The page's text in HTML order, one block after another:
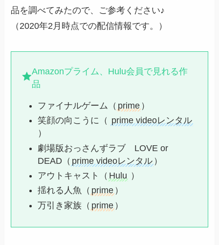
品を調べてみたので、ご参考ください♪
（ 2020年2月時点での配信情報です。）
Amazonプライム、Hulu会員で見れる作
品
ファイナルゲーム（ prime ）
笑顔の向こうに（ prime videoレンタル
）
劇場版おっさんずラブ LOVE or
DEAD（ prime videoレンタル ）
アウトキャスト（ Hulu ）
揺れる人魚（ prime ）
万引き家族（ prime ）